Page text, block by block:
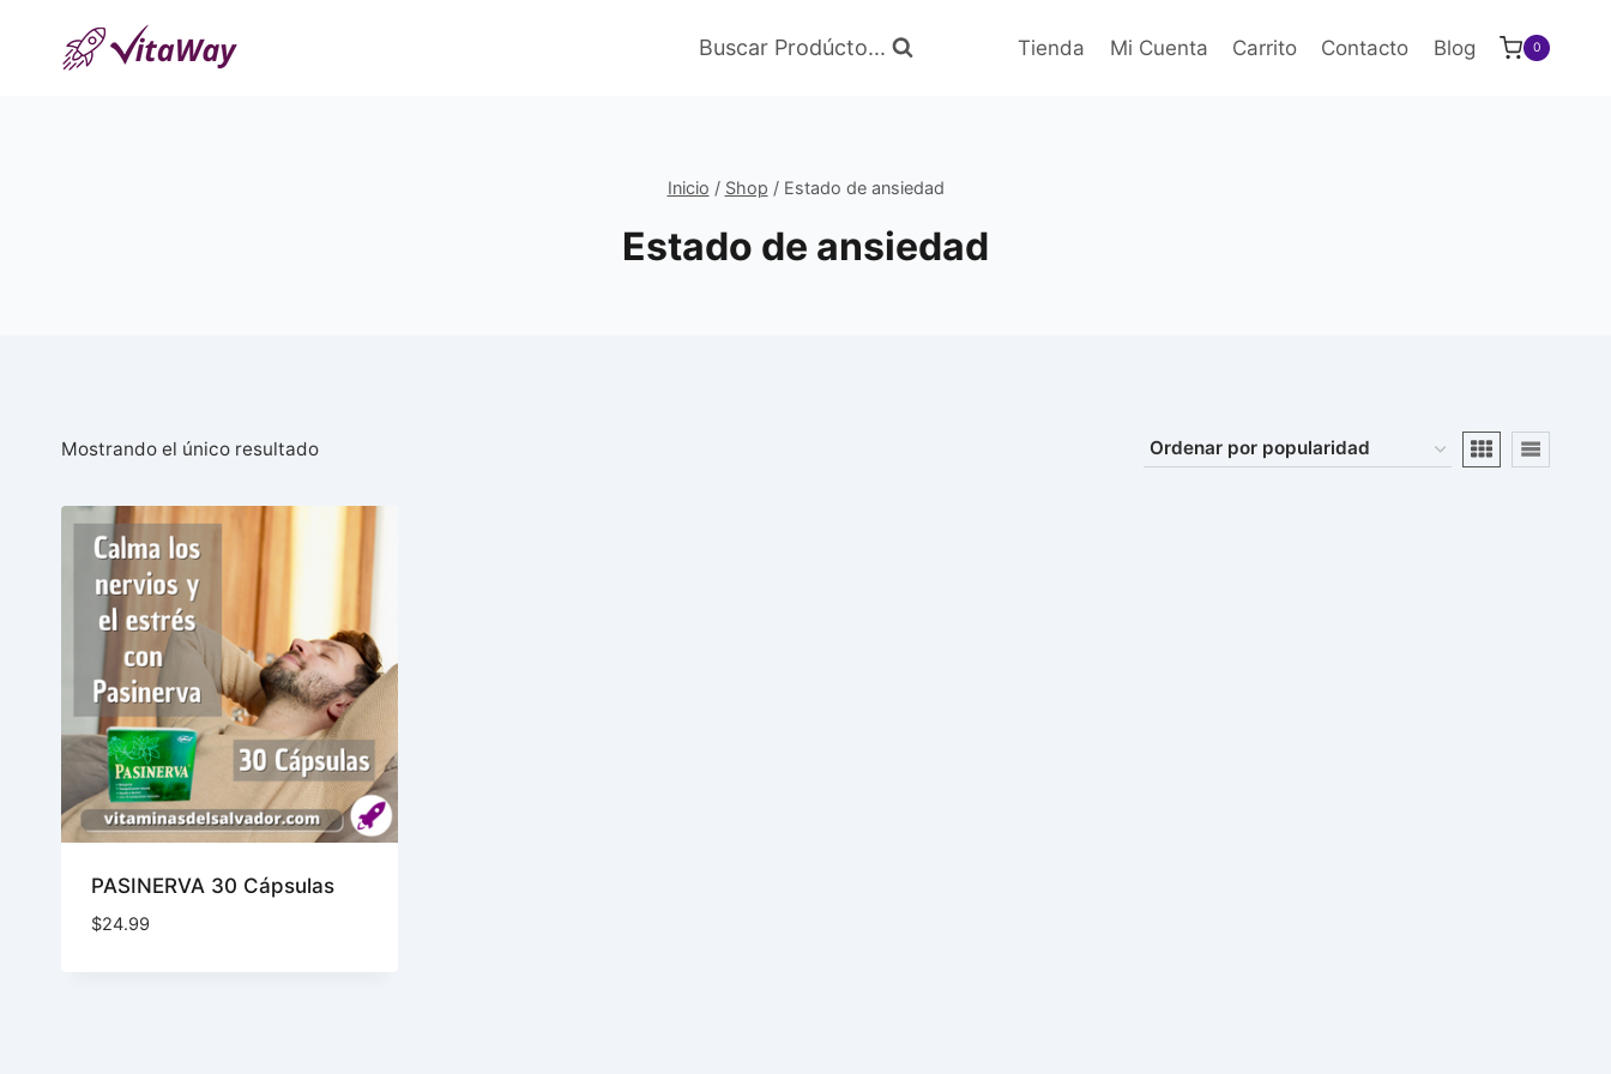
Buscar Prodúcto... Tienda Mi Cuenta Carrito Contacto Blog 0
Inicio / Shop / Estado de ansiedad
Estado de ansiedad
Mostrando el único resultado
PASINERVA 30 Cápsulas
$24.99